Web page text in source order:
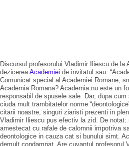
Discursul profesorului Vladimir Iliescu de la
dezicerea Academiei de invitatul sau.
Comunicat special al Academiei Romane,
Academia Romana? Academia nu este un
responsabil de spusele sale. Dar, dupa
ciuda mult trambitatelor norme
citarii noastre, singuri ziaristi prezenti in
Vladimir Iliescu pus efectiv la zid. De
amestecat cu rafale de calomnii impotriva
deontologice in cauza cat si bunului simt.
demult condamnat. Are cuvantul